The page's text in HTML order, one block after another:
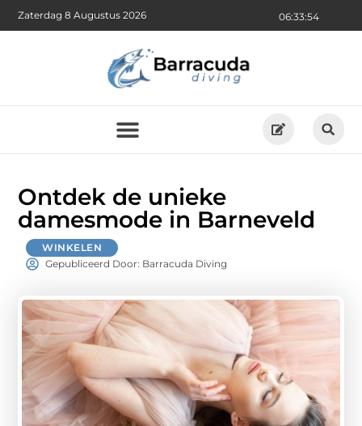
06:33:55
Zaterdag 8 Augustus 2026
Ontdek de unieke
damesmode in Barneveld
WINKELEN
Gepubliceerd Door: Barracuda Diving